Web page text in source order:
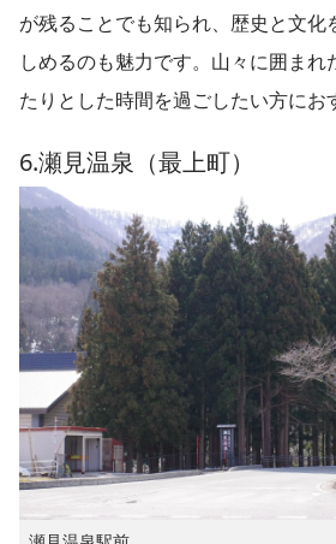
が残ることでも知られ、歴史と文化
しめるのも魅力です。山々に囲まれ
たりとした時間を過ごしたい方にお
6.瀬見温泉（最上町）